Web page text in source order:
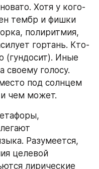
Хотя у кого-
тембр и фишки
полиритмия,
гортань. Кто-
(гундосит). Иные
своему голосу.
под солнцем
чем может.
Разумеется,
целевой
лирические